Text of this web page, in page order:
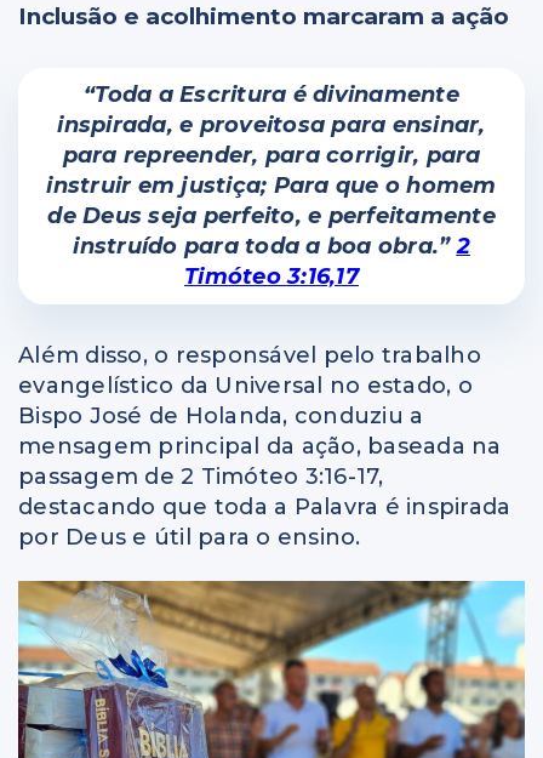
Inclusão e acolhimento marcaram a ação
“Toda a Escritura é divinamente
inspirada, e proveitosa para ensinar,
para repreender, para corrigir, para
instruir em justiça; Para que o homem
de Deus seja perfeito, e perfeitamente
instruído para toda a boa obra.”2
Timóteo 3:16,17
Além disso, o responsável pelo trabalho
evangelístico da Universal no estado, o
Bispo José de Holanda, conduziu a
mensagem principal da ação, baseada na
passagem de 2 Timóteo 3:16-17,
destacando que toda a Palavra é inspirada
por Deus e útil para o ensino.